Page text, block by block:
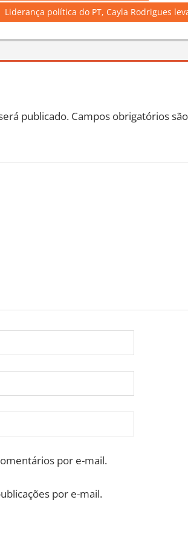
Next
Liderança política do PT, Cayla Rodrigues
publicado. Campos obrigatórios
por e-mail.
por e-mail.